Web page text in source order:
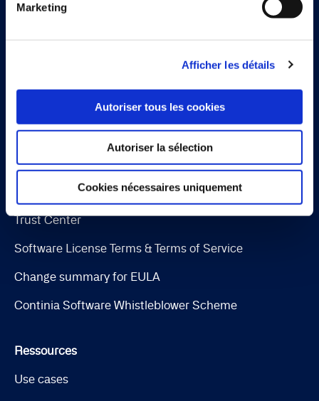
Marketing
Afficher les détails
Autoriser tous les cookies
Autoriser la sélection
Cookies nécessaires uniquement
Document Capture
Continia Finance
Juridique
Cookie and privacy policy
Trust Center
Software License Terms & Terms of Service
Change summary for EULA
Continia Software Whistleblower Scheme
Ressources
Use cases